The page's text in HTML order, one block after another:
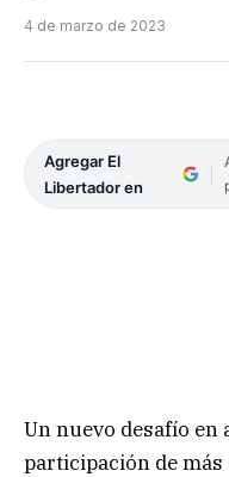
4 de marzo de 2023
Agregar El
Libertador en
Un nuevo desafío en
participación de más